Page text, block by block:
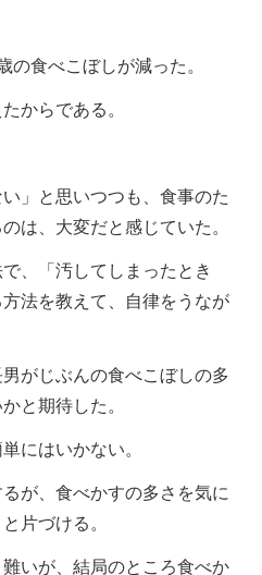
食べこぼしが減った。
からである。
」と思いつつも、食事のた
は、大変だと感じていた。
、「汚してしまったとき
法を教えて、自律をうなが
がじぶんの食べこぼしの多
と期待した。
にはいかない。
が、食べかすの多さを気に
片づける。
いが、結局のところ食べか